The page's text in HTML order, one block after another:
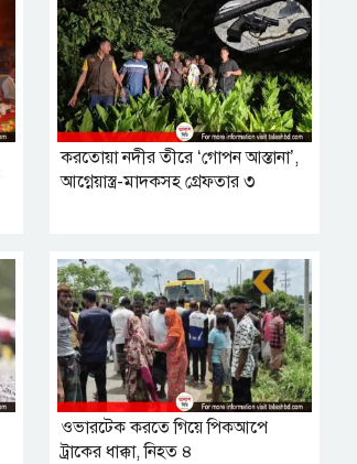
করতোয়া নদীর তীরে ‘গোপন আস্তানা’,
আগ্নেয়াস্ত্র-মাদকসহ গ্রেফতার ৩
ওভারটেক করতে গিয়ে পিকআপে
ট্রাকের ধাক্কা, নিহত ৪